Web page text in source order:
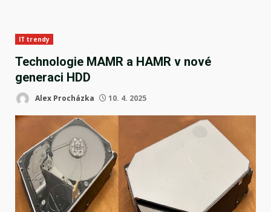
IT trendy
Technologie MAMR a HAMR v nové
generaci HDD
Alex Procházka 10. 4. 2025